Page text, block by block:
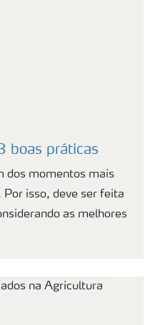
boas práticas
dos momentos mais
isso, deve ser feita
as melhores